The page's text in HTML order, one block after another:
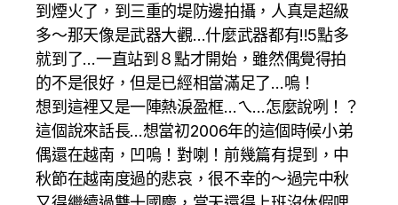
到煙火了，到三重的堤防邊拍攝，人真是超級
多～那天像是武器大觀…什麼武器都有!!5點多
就到了…一直站到８點才開始，雖然偶覺得拍
的不是很好，但是已經相當滿足了…嗚！
想到這裡又是一陣熱淚盈框…ㄟ…怎麼說咧！？
這個說來話長…想當初2006年的這個時候小弟
偶還在越南，凹嗚！對喇！前幾篇有提到，中
秋節在越南度過的悲哀，很不幸的～過完中秋